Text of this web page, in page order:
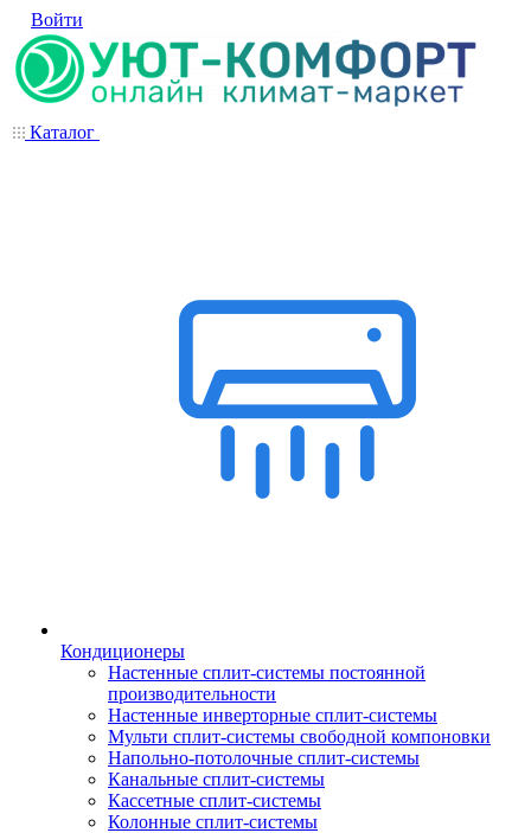
Войти
Каталог
Кондиционеры
Настенные сплит-системы постоянной
производительности
Настенные инверторные сплит-системы
Мульти сплит-системы свободной компоновки
Напольно-потолочные сплит-системы
Канальные сплит-системы
Кассетные сплит-системы
Колонные сплит-системы